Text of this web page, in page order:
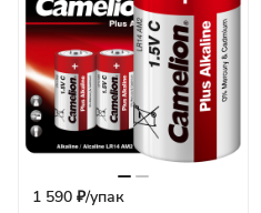
1 590 ₽/упак